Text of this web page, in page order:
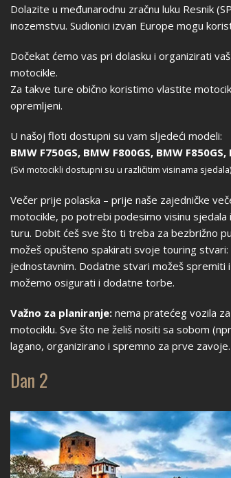
Dolazite u međunarodnu zračnu luku Resnik
inozemstvu. Sudionici izvan Europe mogu
Dočekat ćemo vas pri dolasku i organizirati
motocikle.
Za takve ture obično koristimo vlastite
opremljeni.
U našoj floti dostupni su vam sljedeći modeli:
BMW F750GS, BMW F800GS, BMW
(Svi motocikli dostupni su u različitim visinama sjedala)
Večer prije polaska – prije naše zajedničke
motocikle, po potrebi podesimo visinu
turu. Dobit ćeš sve što ti treba za bezbrižno
možeš opušteno spakirati svoje touring
jednostavnim. Dodatne stvari možeš
možemo osigurati i dodatne torbe.
Važno za planiranje: nema pratećeg vozila
motociklu. Sve što ne želiš nositi sa sobom
lagano, organizirano i spremno za prve zavoje.
Dan 2